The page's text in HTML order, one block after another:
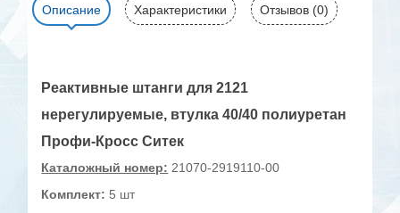
Описание Характеристики Отзывов (0)
Реактивные штанги для 2121
нерегулируемые, втулка 40/40 полиуретан
Профи-Кросс Ситек
Каталожный номер: 21070-2919110-00
Комплект: 5 шт